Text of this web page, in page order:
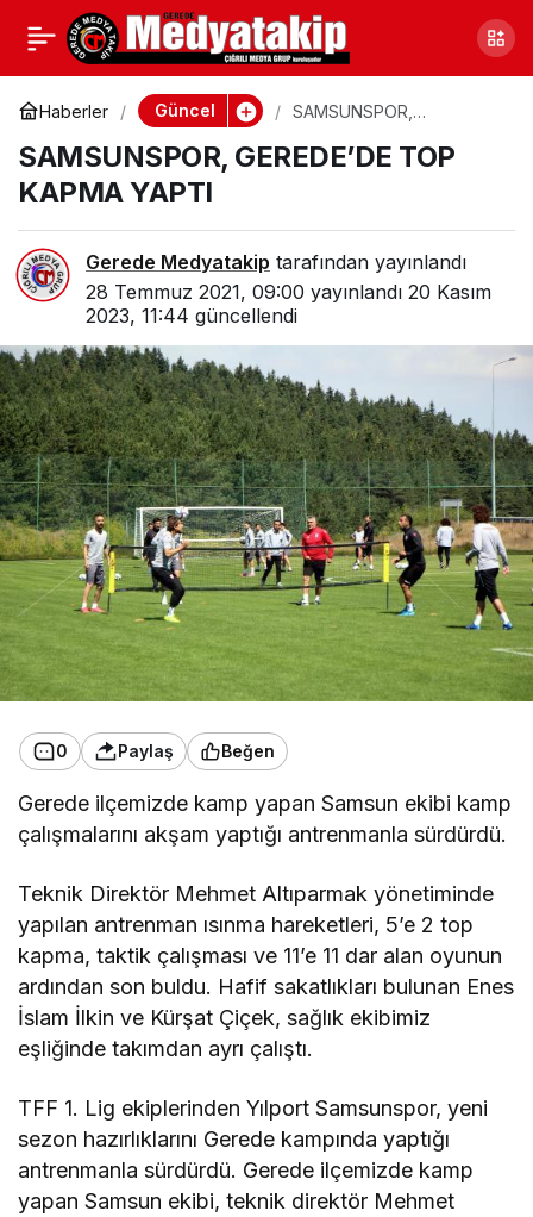
Haberler Güncel
SAMSUNSPOR,
YAPTI
SAMSUNSPOR, GEREDE’DE TOP
KAPMA YAPTI
Gerede Medyatakip tarafından yayınlandı
28 Temmuz 2021, 09:00 yayınlandı 20 Kasım
2023, 11:44 güncellendi
0 Paylaş Beğen
Gerede ilçemizde kamp yapan Samsun ekibi kamp
çalışmalarını akşam yaptığı antrenmanla sürdürdü.
Teknik Direktör Mehmet Altıparmak yönetiminde
yapılan antrenman ısınma hareketleri, 5’e 2 top
kapma, taktik çalışması ve 11’e 11 dar alan oyunun
ardından son buldu. Hafif sakatlıkları bulunan Enes
İslam İlkin ve Kürşat Çiçek, sağlık ekibimiz
eşliğinde takımdan ayrı çalıştı.
TFF 1. Lig ekiplerinden Yılport Samsunspor, yeni
sezon hazırlıklarını Gerede kampında yaptığı
antrenmanla sürdürdü. Gerede ilçemizde kamp
yapan Samsun ekibi, teknik direktör Mehmet
AYNI ANDA İKİ ORGAN
NAKLEDİLDİ
Paylaş